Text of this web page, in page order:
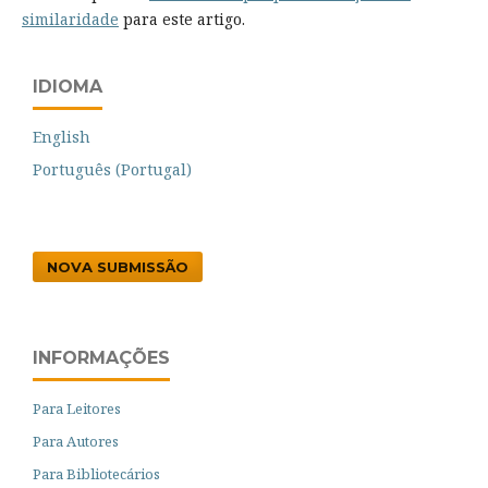
similaridade para este artigo.
IDIOMA
English
Português (Portugal)
NOVA SUBMISSÃO
INFORMAÇÕES
Para Leitores
Para Autores
Para Bibliotecários